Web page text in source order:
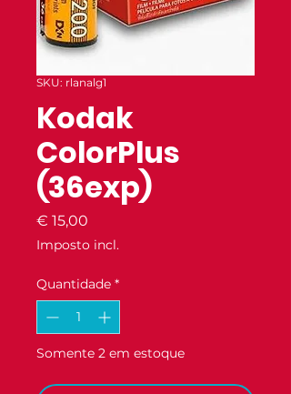
SKU: rlanalg1
Kodak
ColorPlus
(36exp)
€ 15,00
Imposto incl.
Quantidade *
Somente 2 em estoque